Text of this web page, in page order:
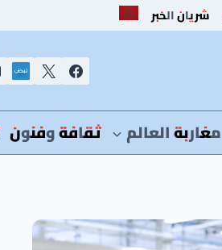
شريان الخبر
مغاربة العالم ثقافة وفنون